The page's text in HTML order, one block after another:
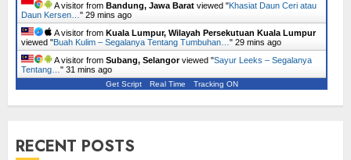
A visitor from Bandung, Jawa Barat viewed "Khasiat Daun Ceri atau
Daun Kersen… " 29 mins ago
A visitor from Kuala Lumpur, Wilayah Persekutuan Kuala Lumpur
viewed "Buah Kulim – Segalanya Tentang Tumbuhan… " 29 mins ago
A visitor from Subang, Selangorviewed "Sayur Leeks – Segalanya
Tentang… " 31 mins ago
Get Script Real Time Tracking ON
RECENT POSTS